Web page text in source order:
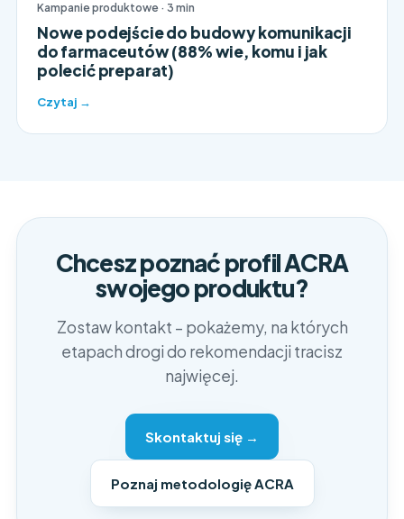
Kampanie produktowe · 3 min
Nowe podejście do budowy komunikacji
do farmaceutów (88% wie, komu i jak
polecić preparat)
Czytaj →
Chcesz poznać profil ACRA
swojego produktu?
Zostaw kontakt – pokażemy, na których
etapach drogi do rekomendacji tracisz
najwięcej.
Skontaktuj się →
Poznaj metodologię ACRA